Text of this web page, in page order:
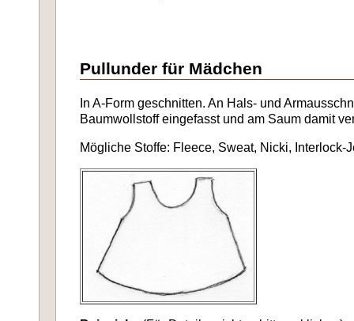
Pullunder für Mädchen
In A-Form geschnitten. An Hals- und
Baumwollstoff eingefasst und am Saum damit
Mögliche Stoffe: Fleece, Sweat, Nicki, Interlock-